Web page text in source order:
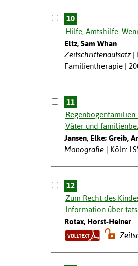
10
Hilfe, Amtshilfe.
Eltz, Sam Whan
Zeitschriftenaufsatz
Familientherapie |
11
Väter und
Jansen, Elke; Greib,
Monografie
Köln:
12
Zum Recht des
Information über
Rotax, Horst-Heiner